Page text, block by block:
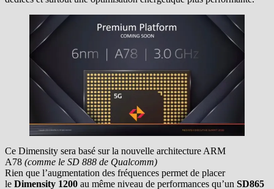
Ce Dimensity sera basé sur la nouvelle architecture ARM
A78 (comme le SD 888 de Qualcomm)
Rien que l’augmentation des fréquences permet de placer
le Dimensity 1200 au même niveau de performances qu’un SD865